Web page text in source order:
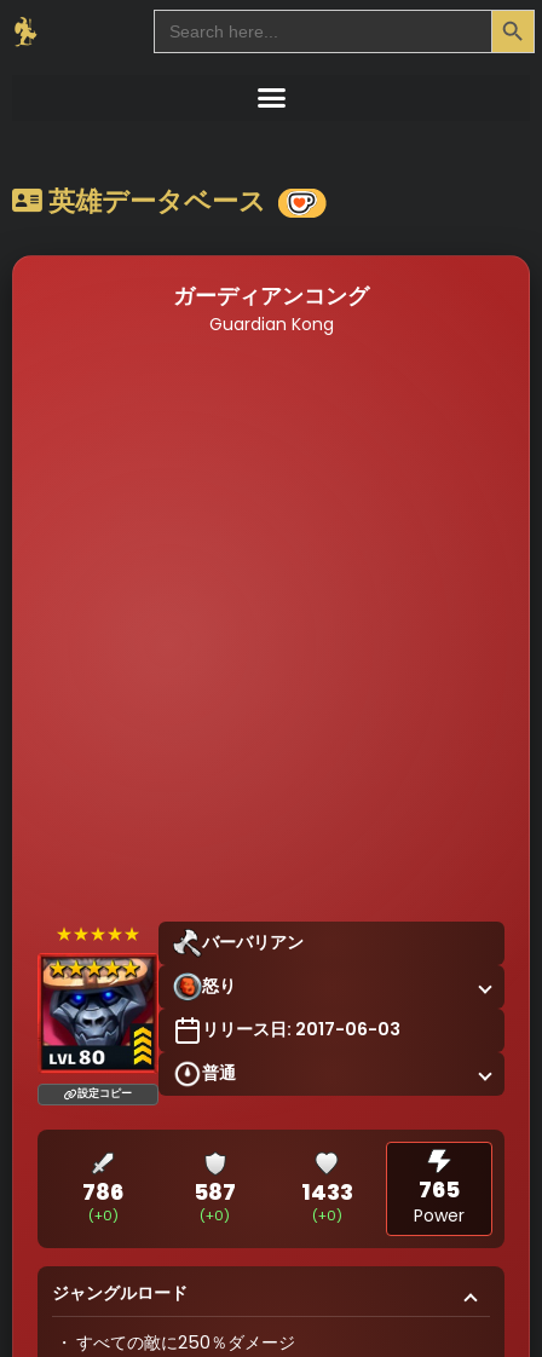
Search
for:
Search Button
英雄データベース
ガーディアンコング
Guardian Kong
★★★★★
設定コピー
バーバリアン
怒り
リリース日: 2017-06-03
普通
786
(+0)
587
(+0)
1433
(+0)
765
Power
ジャングルロード
すべての敵に250％ダメージ